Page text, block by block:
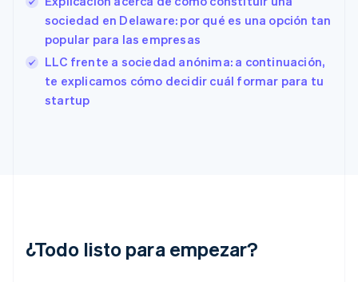
sociedad en Delaware: por qué es una opción tan
popular para las empresas
LLC frente a sociedad anónima: a continuación,
te explicamos cómo decidir cuál formar para tu
startup
¿Todo listo para empezar?
English Español 简体中文
English
Finlandia
EnglishSvenska
Francia
Français
Irlanda